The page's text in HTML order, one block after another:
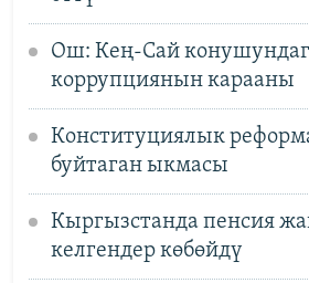
Ош: Кең-Сай
коррупциянын карааны
Конституциялык
буйтаган ыкмасы
Кыргызстанда пенсия
келгендер көбөйдү